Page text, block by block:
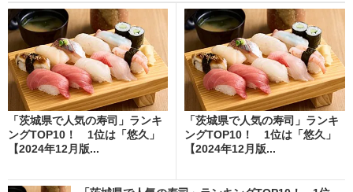
「茨城県で人気の寿司」ランキ
ングTOP10！ 1位は「悠久」
【2024年12月版...
「茨城県で人気の寿司」ランキ
ングTOP10！ 1位は「悠久」
【2024年12月版...